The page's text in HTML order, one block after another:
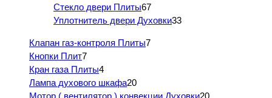
Стекло двери Плиты67
Уплотнитель двери Духовки33
Клапан газ-контроля Плиты7
Кнопки Плит7
Кран газа Плиты4
Лампа духового шкафа20